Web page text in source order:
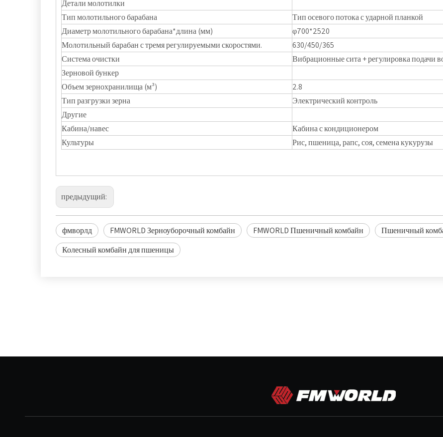
Детали молотилки
Тип молотильного барабана
Тип осевого потока с ударной планкой
Диаметр молотильного барабана*длина (мм)
φ700*2520
Молотильный барабан с тремя регулируемыми скоростями.
630/450/365
Система очистки
Вибрационные сита + регулировка подачи
Зерновой бункер
Объем зернохранилища (м³)
2.8
Тип разгрузки зерна
Электрический контроль
Другие
Кабина/навес
Кабина с кондиционером
Культуры
Рис, пшеница, рапс, соя, семена кукурузы
предыдущий:
фмворлд FMWORLD Зерноуборочный комбайн FMWORLD Пшеничный комбайн Пшеничный
Колесный комбайн для пшеницы